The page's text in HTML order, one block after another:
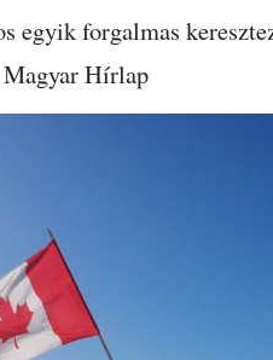
egyik forgalmas
Hírlap